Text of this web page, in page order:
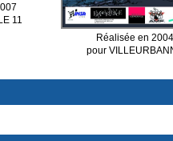
11
Réalisée en 2004
pour